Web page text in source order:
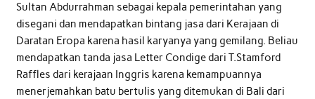
Sultan Abdurrahman sebagai kepala pemerintahan yang
disegani dan mendapatkan bintang jasa dari Kerajaan di
Daratan Eropa karena hasil karyanya yang gemilang. Beliau
mendapatkan tanda jasa Letter Condige dari T.Stamford
Raffles dari kerajaan Inggris karena kemampuannya
menerjemahkan batu bertulis yang ditemukan di Bali dari